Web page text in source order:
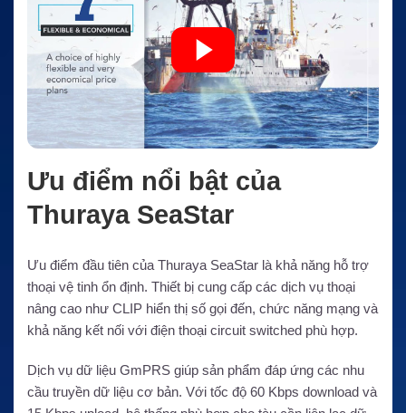
Ưu điểm nổi bật của
Thuraya SeaStar
Ưu điểm đầu tiên của Thuraya SeaStar là khả năng hỗ trợ
thoại vệ tinh ổn định. Thiết bị cung cấp các dịch vụ thoại
nâng cao như CLIP hiển thị số gọi đến, chức năng mạng và
khả năng kết nối với điện thoại circuit switched phù hợp.
Dịch vụ dữ liệu GmPRS giúp sản phẩm đáp ứng các nhu
cầu truyền dữ liệu cơ bản. Với tốc độ 60 Kbps download và